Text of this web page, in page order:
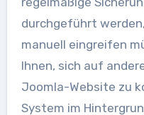
durchgeführt
manuell eingreifen
Ihnen, sich auf
Joomla-Website zu
System im